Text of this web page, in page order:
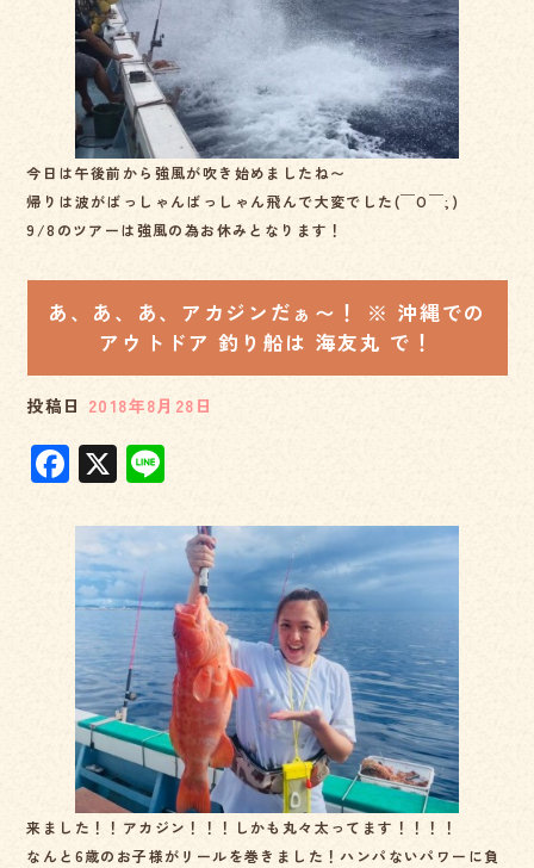
b
o
o
k
今日は午後前から強風が吹き始めましたね〜
帰りは波がばっしゃんばっしゃん飛んで大変でした(￣O￣;)
9/8のツアーは強風の為お休みとなります！
あ、あ、あ、アカジンだぁ〜！ ※ 沖縄での
アウトドア 釣り船は 海友丸 で！
投稿日 2018年8月28日
F
c
e
b
o
o
k
X
e
来ました！！アカジン！！！しかも丸々太ってます！！！！
なんと6歳のお子様がリールを巻きました！ハンパないパワーに負